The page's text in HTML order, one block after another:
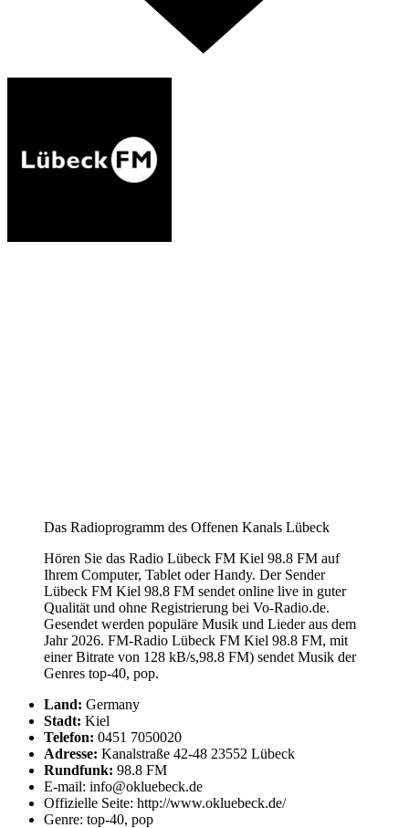
Das Radioprogramm des Offenen Kanals Lübeck
Hören Sie das Radio Lübeck FM Kiel 98.8 FM auf
Ihrem Computer, Tablet oder Handy. Der Sender
Lübeck FM Kiel 98.8 FM sendet online live in guter
Qualität und ohne Registrierung bei Vo-Radio.de.
Gesendet werden populäre Musik und Lieder aus dem
Jahr 2026. FM-Radio Lübeck FM Kiel 98.8 FM, mit
einer Bitrate von 128 kB/s,98.8 FM) sendet Musik der
Genres top-40, pop.
Land: Germany
Stadt: Kiel
Telefon: 0451 7050020
Adresse: Kanalstraße 42-48 23552 Lübeck
Rundfunk: 98.8 FM
E-mail: info@okluebeck.de
Offizielle Seite: http://www.okluebeck.de/
Genre: top-40, pop